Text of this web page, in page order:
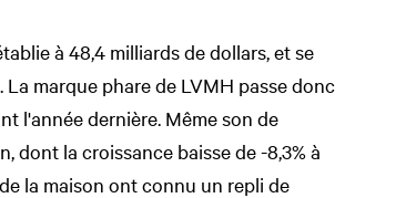
à 48,4 milliards de dollars, et se
marque phare de LVMH passe donc
l'année dernière. Même son de
dont la croissance baisse de -8,3% à
la maison ont connu un repli de